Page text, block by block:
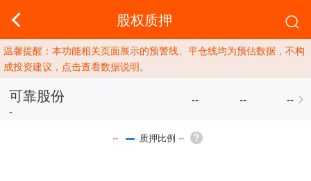
股权质押
温馨提醒：本功能相关页面展示的预警线、平仓线均为预估数据，不构
成投资建议，点击查看数据说明。
可靠股份
-
-- -- --
-- 质押比例 --